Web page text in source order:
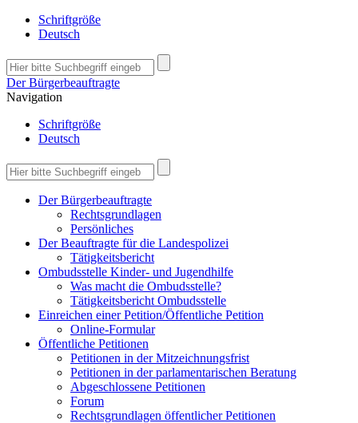
Schriftgröße
Deutsch
Der Bürgerbeauftragte
Navigation
Schriftgröße
Deutsch
Der Bürgerbeauftragte
Rechtsgrundlagen
Persönliches
Der Beauftragte für die Landespolizei
Tätigkeitsbericht
Ombudsstelle Kinder- und Jugendhilfe
Was macht die Ombudsstelle?
Tätigkeitsbericht Ombudsstelle
Einreichen einer Petition/Öffentliche Petition
Online-Formular
Öffentliche Petitionen
Petitionen in der Mitzeichnungsfrist
Petitionen in der parlamentarischen Beratung
Abgeschlossene Petitionen
Forum
Rechtsgrundlagen öffentlicher Petitionen